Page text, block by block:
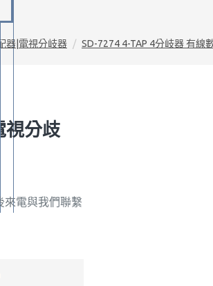
器|電視分岐器 SD-7274 4-TAP 4分岐器 有線
視分歧
來電與我們聯繫